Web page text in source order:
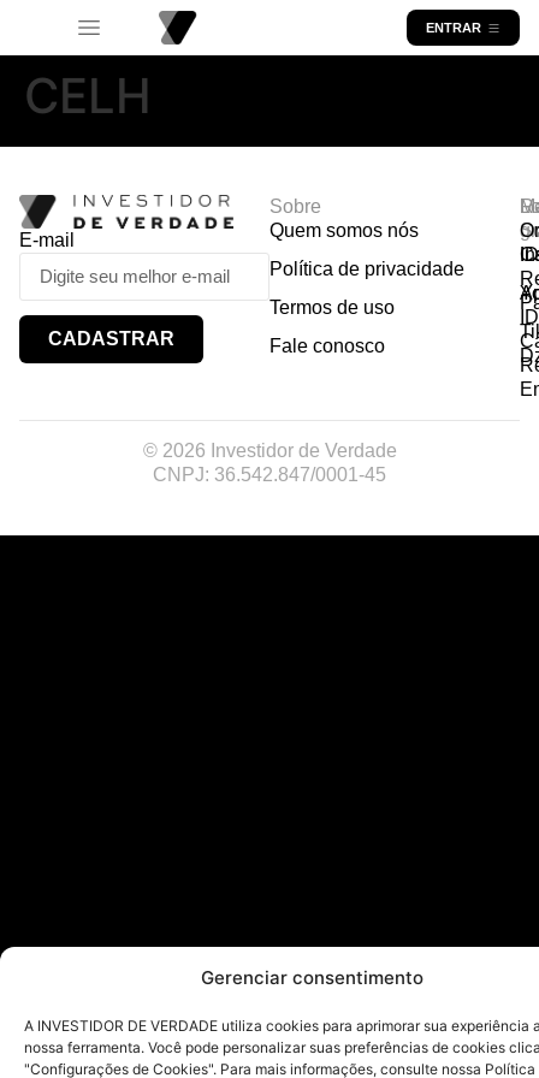
Gerenciar consentimento
A INVESTIDOR DE VERDADE utiliza cookies para aprimorar sua experiência
nossa ferramenta. Você pode personalizar suas preferências de cookies
"Configurações de Cookies". Para mais informações, consulte nossa Política
ENTRAR
CELH
E-mail
CADASTRAR
Sobre
Quem somos nós
Política de privacidade
Termos de uso
Fale conosco
© 2026 Investidor de Verdade
CNPJ: 36.542.847/0001-45